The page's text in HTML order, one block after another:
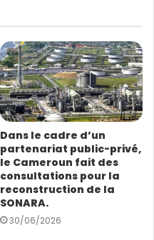
Dans le cadre d’un
partenariat public-privé,
le Cameroun fait des
consultations pour la
reconstruction de la
SONARA.
30/06/2026